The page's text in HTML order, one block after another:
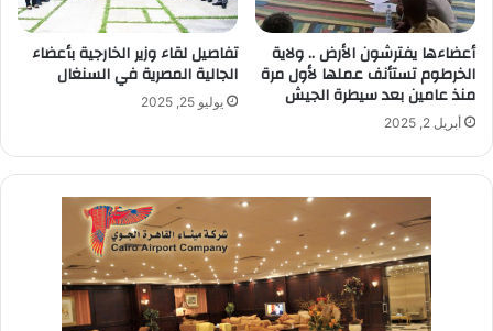
أعضاءها يفترشون الأرض .. ولاية
الخرطوم تستأنف عملها لأول مرة
منذ عامين بعد سيطرة الجيش
أبريل 2, 2025
تفاصيل لقاء وزير الخارجية بأعضاء
الجالية المصرية في السنغال
يوليو 25, 2025